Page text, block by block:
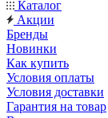
Каталог
Акции
Бренды
Новинки
Как купить
Условия оплаты
Условия доставки
Гарантия на товар